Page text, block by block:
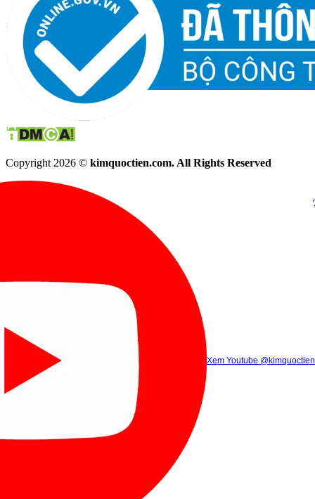
Copyright 2026 © kimquoctien.com. All Rights Reserved
Xem Tik Tok
(8h00 - 21h30)
(8h00 -
Gọi điện (8h00 - 21h30)
Xem Youtube @kimquoctien